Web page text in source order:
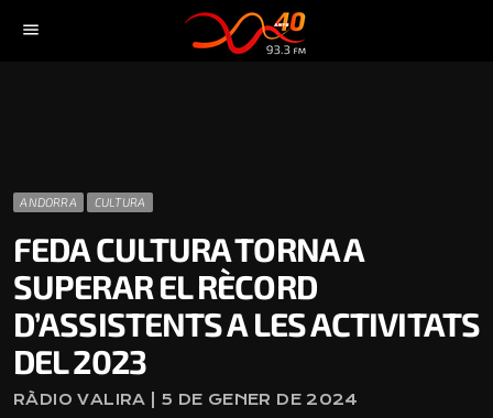
menu
ANDORRA CULTURA
FEDA CULTURA TORNA A
SUPERAR EL RÈCORD
D’ASSISTENTS A LES ACTIVITATS
DEL 2023
RÀDIO VALIRA | 5 DE GENER DE 2024